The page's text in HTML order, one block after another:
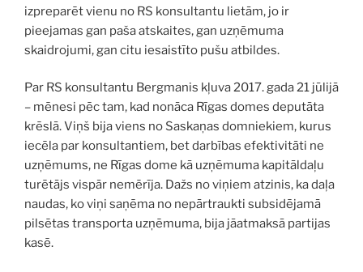
izpreparēt vienu no RS konsultantu lietām, jo ir
pieejamas gan paša atskaites, gan uzņēmuma
skaidrojumi, gan citu iesaistīto pušu atbildes.
Par RS konsultantu Bergmanis kļuva 2017. gada 21 jūlijā
– mēnesi pēc tam, kad nonāca Rīgas domes deputāta
krēslā. Viņš bija viens no Saskaņas domniekiem, kurus
iecēla par konsultantiem, bet darbības efektivitāti ne
uzņēmums, ne Rīgas dome kā uzņēmuma kapitāldaļu
turētājs vispār nemērīja. Dažs no viņiem atzinis, ka daļa
naudas, ko viņi saņēma no nepārtraukti subsidējamā
pilsētas transporta uzņēmuma, bija jāatmaksā partijas
kasē.